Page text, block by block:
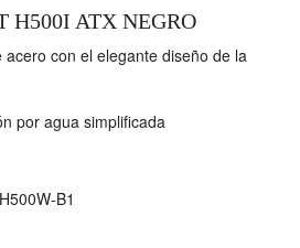
H500I ATX NEGRO
con el elegante diseño de la
por agua simplificada
B1